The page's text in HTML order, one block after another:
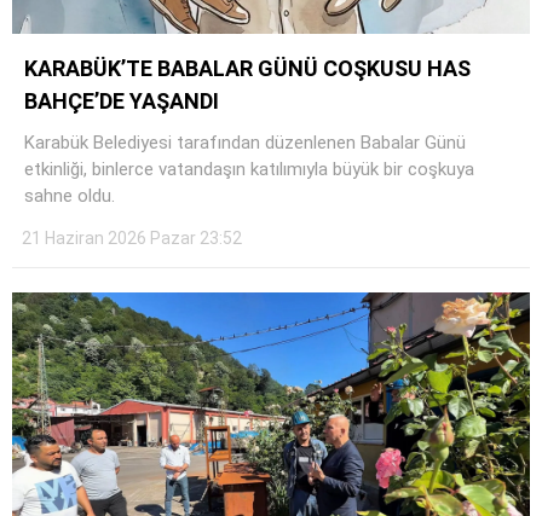
KARABÜK’TE BABALAR GÜNÜ COŞKUSU HAS
BAHÇE’DE YAŞANDI
Karabük Belediyesi tarafından düzenlenen Babalar Günü
etkinliği, binlerce vatandaşın katılımıyla büyük bir coşkuya
sahne oldu.
21 Haziran 2026 Pazar 23:52